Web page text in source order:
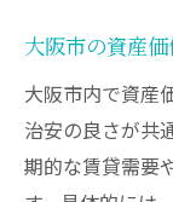
大阪市の資産
大阪市内で資産
治安の良さが共
期的な賃貸需要